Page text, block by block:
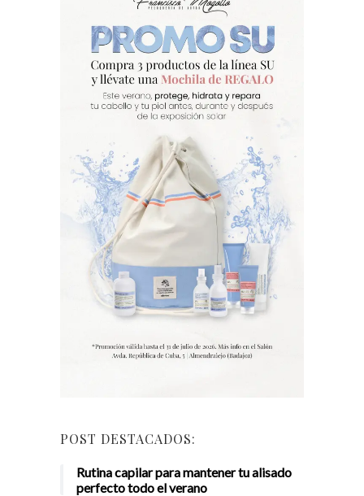
POST DESTACADOS:
Rutina capilar para mantener tu alisado
perfecto todo el verano